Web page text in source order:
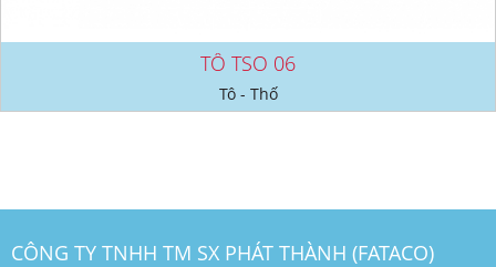
TÔ TSO 06
Tô - Thố
CÔNG TY TNHH TM SX PHÁT THÀNH (FATACO)